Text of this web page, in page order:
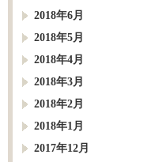
2018年6月
2018年5月
2018年4月
2018年3月
2018年2月
2018年1月
2017年12月